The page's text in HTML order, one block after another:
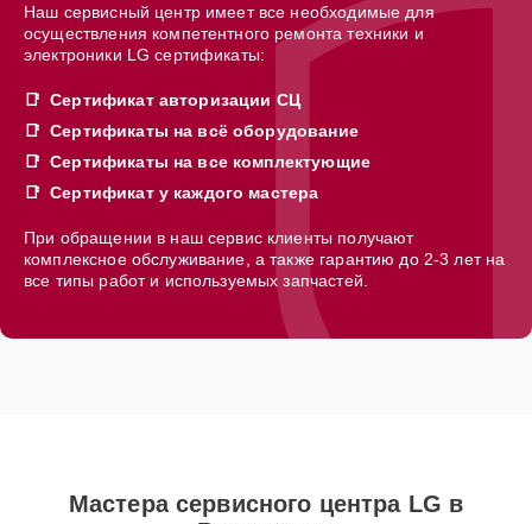
Наш сервисный центр имеет все необходимые для
осуществления компетентного ремонта техники и
электроники LG сертификаты:
Сертификат авторизации СЦ
Сертификаты на всё оборудование
Сертификаты на все комплектующие
Сертификат у каждого мастера
При обращении в наш сервис клиенты получают
комплексное обслуживание, а также гарантию до 2-3 лет на
все типы работ и используемых запчастей.
Мастера сервисного центра LG в